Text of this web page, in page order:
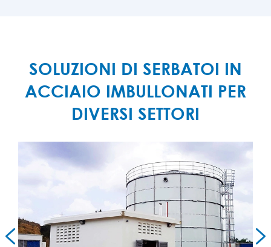
SOLUZIONI DI SERBATOI IN
ACCIAIO IMBULLONATI PER
DIVERSI SETTORI
 